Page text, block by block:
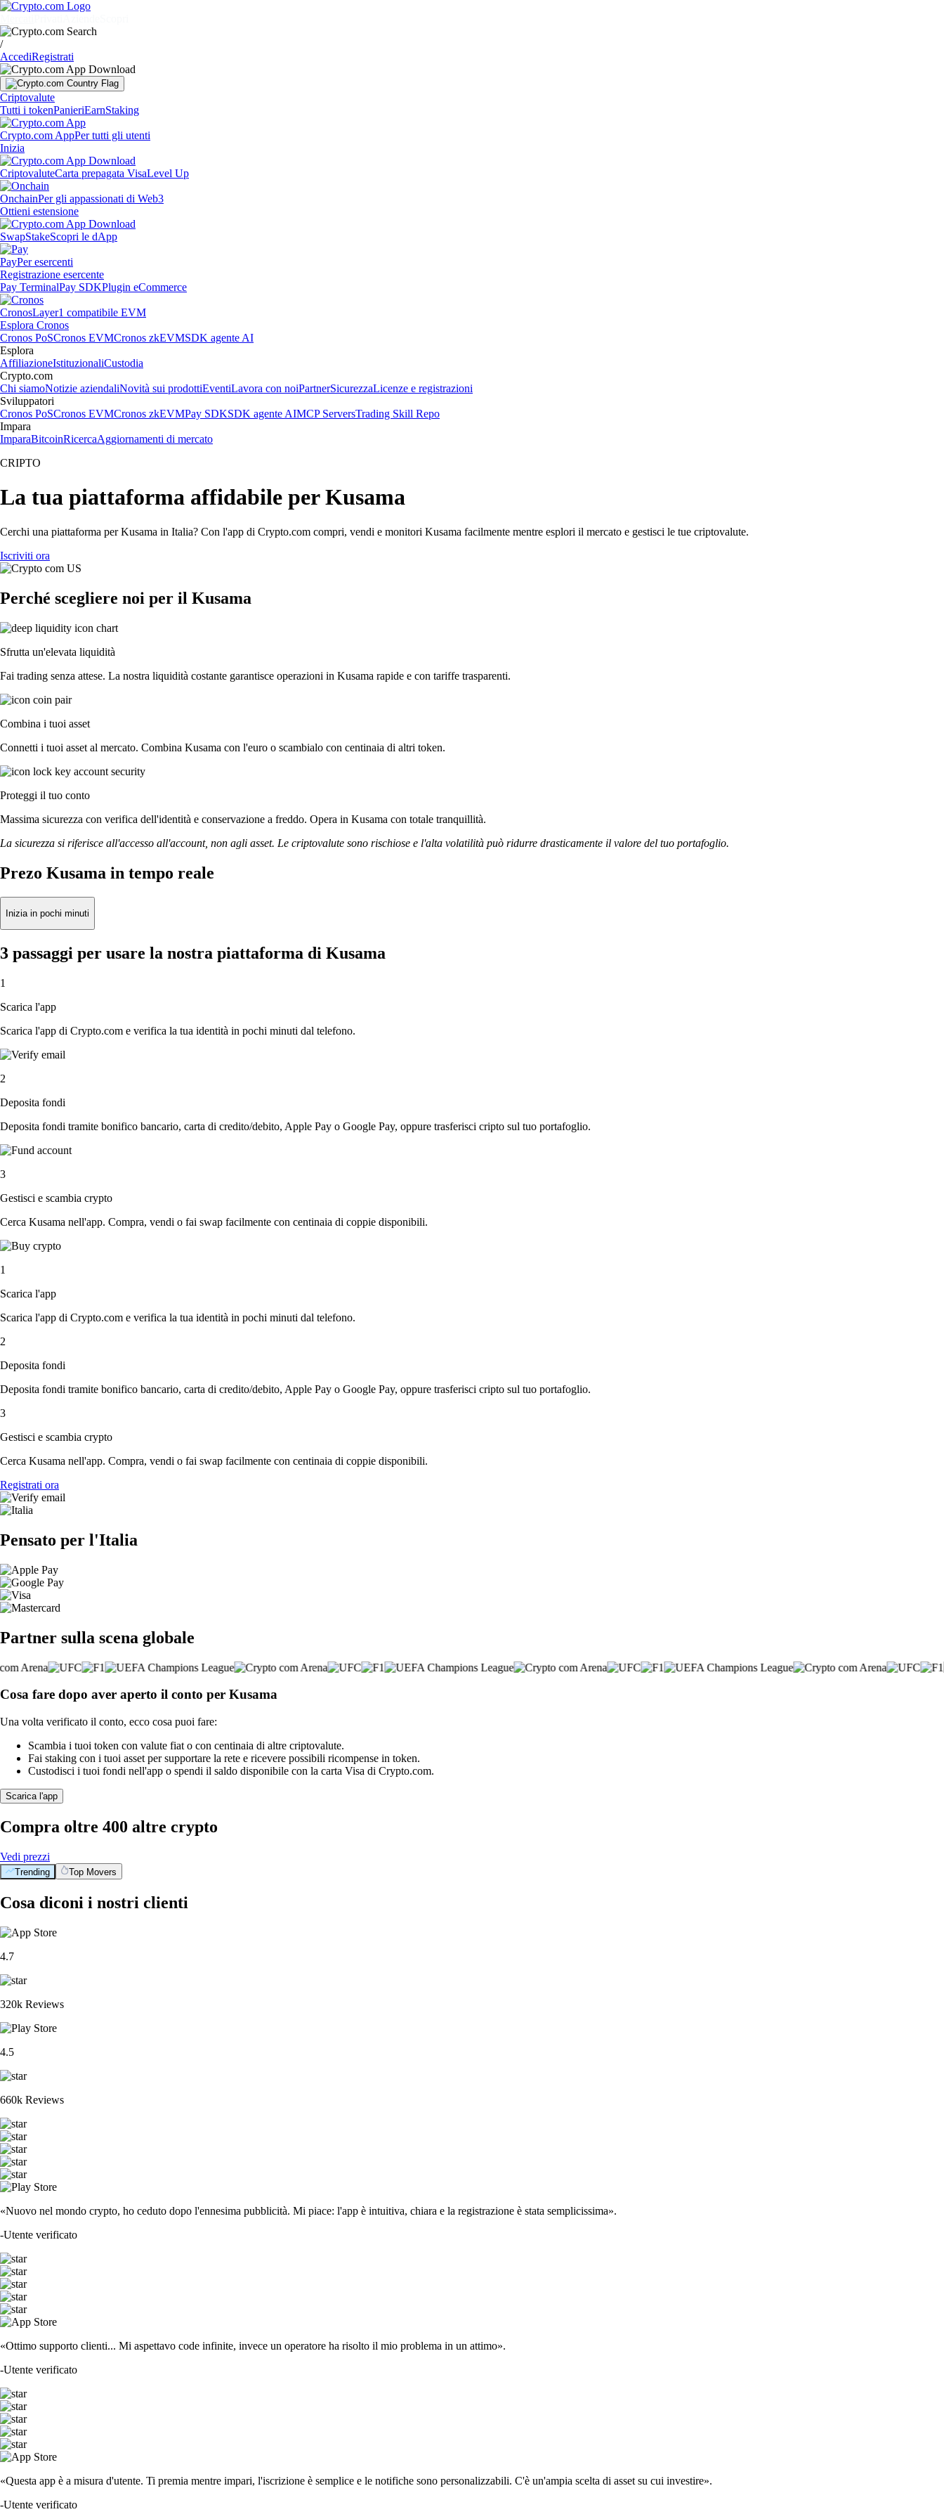
/
AccediRegistrati
Criptovalute
Tutti i tokenPanieriEarnStaking
Crypto.com AppPer tutti gli utenti
Inizia
CriptovaluteCarta prepagata VisaLevel Up
OnchainPer gli appassionati di Web3
Ottieni estensione
SwapStakeScopri le dApp
PayPer esercenti
Registrazione esercente
Pay TerminalPay SDKPlugin eCommerce
CronosLayer1 compatibile EVM
Esplora Cronos
Cronos PoSCronos EVMCronos zkEVMSDK agente AI
Esplora
AffiliazioneIstituzionaliCustodia
Crypto.com
Chi siamoNotizie aziendaliNovità sui prodottiEventiLavora con noiPartnerSicurezzaLicenze e registrazioni
Sviluppatori
Cronos PoSCronos EVMCronos zkEVMPay SDKSDK agente AIMCP ServersTrading Skill Repo
Impara
ImparaBitcoinRicercaAggiornamenti di mercato
CRIPTO
La tua piattaforma affidabile per Kusama
Cerchi una piattaforma per Kusama in Italia? Con l'app di Crypto.com compri, vendi e monitori Kusama facilmente mentre esplori il mercato e gestisci le tue criptovalute.
Iscriviti ora
Perché scegliere noi per il Kusama
Sfrutta un'elevata liquidità
Fai trading senza attese. La nostra liquidità costante garantisce operazioni in Kusama rapide e con tariffe trasparenti.
Combina i tuoi asset
Connetti i tuoi asset al mercato. Combina Kusama con l'euro o scambialo con centinaia di altri token.
Proteggi il tuo conto
Massima sicurezza con verifica dell'identità e conservazione a freddo. Opera in Kusama con totale tranquillità.
La sicurezza si riferisce all'accesso all'account, non agli asset. Le criptovalute sono rischiose e l'alta volatilità può ridurre drasticamente il valore del tuo portafoglio.
Prezo Kusama in tempo reale
Inizia in pochi minuti
3 passaggi per usare la nostra piattaforma di Kusama
1
Scarica l'app
Scarica l'app di Crypto.com e verifica la tua identità in pochi minuti dal telefono.
2
Deposita fondi
Deposita fondi tramite bonifico bancario, carta di credito/debito, Apple Pay o Google Pay, oppure trasferisci cripto sul tuo portafoglio.
3
Gestisci e scambia crypto
Cerca Kusama nell'app. Compra, vendi o fai swap facilmente con centinaia di coppie disponibili.
1
Scarica l'app
Scarica l'app di Crypto.com e verifica la tua identità in pochi minuti dal telefono.
2
Deposita fondi
Deposita fondi tramite bonifico bancario, carta di credito/debito, Apple Pay o Google Pay, oppure trasferisci cripto sul tuo portafoglio.
3
Gestisci e scambia crypto
Cerca Kusama nell'app. Compra, vendi o fai swap facilmente con centinaia di coppie disponibili.
Registrati ora
Pensato per l'Italia
Partner sulla scena globale
Cosa fare dopo aver aperto il conto per Kusama
Una volta verificato il conto, ecco cosa puoi fare:
Scambia i tuoi token con valute fiat o con centinaia di altre criptovalute.
Fai staking con i tuoi asset per supportare la rete e ricevere possibili ricompense in token.
Custodisci i tuoi fondi nell'app o spendi il saldo disponibile con la carta Visa di Crypto.com.
Scarica l'app
Compra oltre 400 altre crypto
Vedi prezzi
Trending Top Movers
Cosa diconi i nostri clienti
4.7
320k Reviews
4.5
660k Reviews
«Nuovo nel mondo crypto, ho ceduto dopo l'ennesima pubblicità. Mi piace: l'app è intuitiva, chiara e la registrazione è stata semplicissima».
-Utente verificato
«Ottimo supporto clienti... Mi aspettavo code infinite, invece un operatore ha risolto il mio problema in un attimo».
-Utente verificato
«Questa app è a misura d'utente. Ti premia mentre impari, l'iscrizione è semplice e le notifiche sono personalizzabili. C'è un'ampia scelta di asset su cui investire».
-Utente verificato